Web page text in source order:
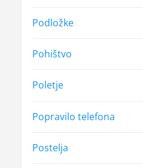
Podložke
Pohištvo
Poletje
Popravilo telefona
Postelja